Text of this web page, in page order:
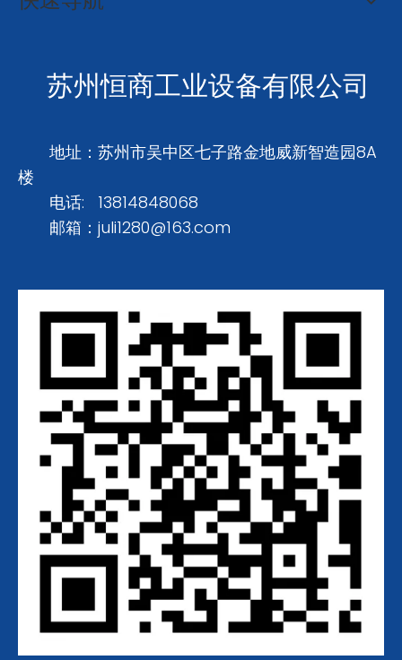
苏州恒商工业设备有限公司
地址：苏州市吴中区七子路金地威新智造园8A
楼
电话: 13814848068
邮箱： juli1280@163.com